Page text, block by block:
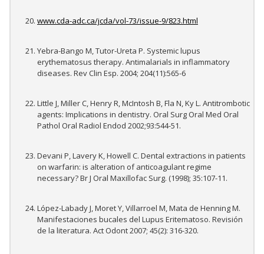
www.cda-adc.ca/jcda/vol-73/issue-9/823.html
Yebra-Bango M, Tutor-Ureta P. Systemic lupus
erythematosus therapy. Antimalarials in inflammatory
diseases. Rev Clin Esp. 2004; 204(11):565-6
Little J, Miller C, Henry R, McIntosh B, Fla N, Ky L. Antitrombotic
agents: Implications in dentistry. Oral Surg Oral Med Oral
Pathol Oral Radiol Endod 2002;93:544-51.
Devani P, Lavery K, Howell C. Dental extractions in patients
on warfarin: is alteration of anticoagulant regime
necessary? Br J Oral Maxillofac Surg. (1998); 35:107-11.
López-Labady J, Moret Y, Villarroel M, Mata de Henning M.
Manifestaciones bucales del Lupus Eritematoso. Revisión
de la literatura. Act Odont 2007; 45(2): 316-320.